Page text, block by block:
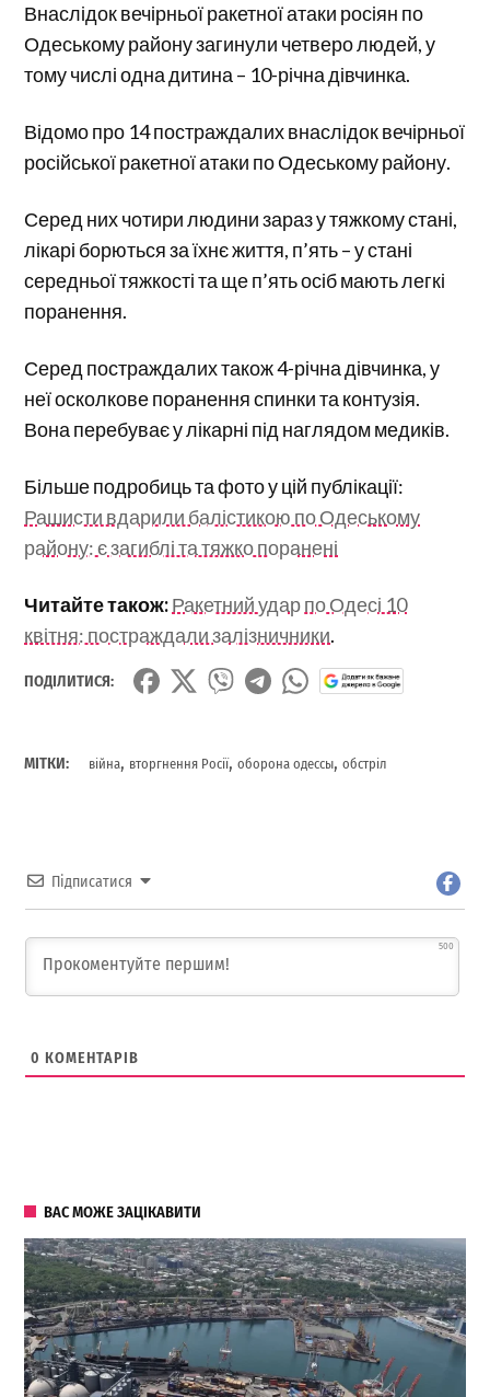
Внаслідок вечірньої ракетної атаки росіян по
Одеському району загинули четверо людей, у
тому числі одна дитина – 10-річна дівчинка.
Відомо про 14 постраждалих внаслідок вечірньої
російської ракетної атаки по Одеському району.
Серед них чотири людини зараз у тяжкому стані,
лікарі борються за їхнє життя, п’ять – у стані
середньої тяжкості та ще п’ять осіб мають легкі
поранення.
Серед постраждалих також 4-річна дівчинка, у
неї осколкове поранення спинки та контузія.
Вона перебуває у лікарні під наглядом медиків.
Більше подробиць та фото у цій публікації:
Рашисти вдарили балістикою по Одеському
району: є загиблі та тяжко поранені
Читайте також:Ракетний удар по Одесі 10
квітня: постраждали залізничники.
ПОДІЛИТИСЯ:
МІТКИ: війна, вторгнення Росії,оборона одессы,обстріл
Підписатися
500
0 КОМЕНТАРІВ
ВАС МОЖЕ ЗАЦІКАВИТИ